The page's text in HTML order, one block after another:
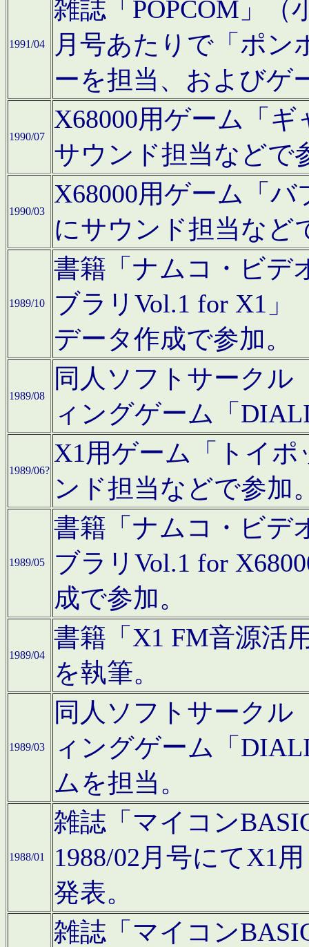
1991/04
雑誌「POPCOM」（
月号あたりで「ポン
ーを担当、およびゲ
1990/07
X68000用ゲーム「
サウンド担当などで
1990/03
X68000用ゲーム「
にサウンド担当など
1989/10
書籍「ナムコ・ビデ
ブラリVol.1 for X1」
データ作成で参加。
1989/08
同人ソフトサークル
ィングゲーム「
1989/06?
X1用ゲーム「トイ
ンド担当などで参加
1989/05
書籍「ナムコ・ビデ
ブラリVol.1 for
成で参加。
1989/04
書籍「X1 FM音源活
を執筆。
1989/03
同人ソフトサークル
ィングゲーム「
ムを担当。
1988/01
雑誌「マイコン
1988/02月号にてX1
発表。
雑誌「マイコン